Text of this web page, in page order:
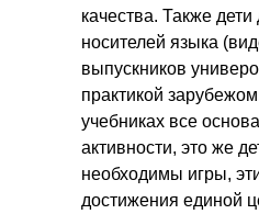
качества. Также
носителей языка
выпускников
практикой
учебниках все
активности, это же
необходимы игры,
достижения единой